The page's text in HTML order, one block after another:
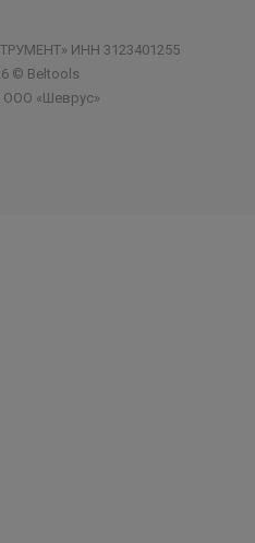
ИНН 3123401255
© Beltools
ООО «Шеврус»